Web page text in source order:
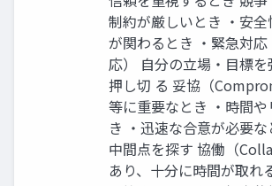
制約が厳しいとき ・安
が関わるとき ・緊急対
応） 自分の立場・目標
押し切 る 妥協（
等に重要なとき ・時間
き ・迅速な合意が必要
中間点を探す 協働（
あり、十分に時間が取れ